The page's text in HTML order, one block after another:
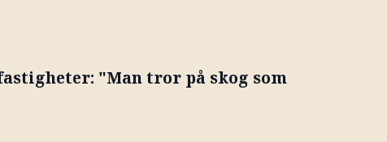
"Man tror på skog som